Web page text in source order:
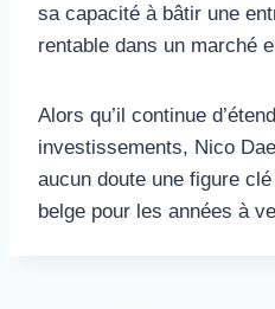
sa capacité à bâtir une
rentable dans un marché
Alors qu’il continue
investissements, Nico
aucun doute une figure
belge pour les années à